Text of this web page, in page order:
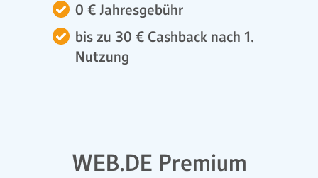
0 € Jahresgebühr
bis zu 30 € Cashback nach 1.
Nutzung
WEB.DE Premium